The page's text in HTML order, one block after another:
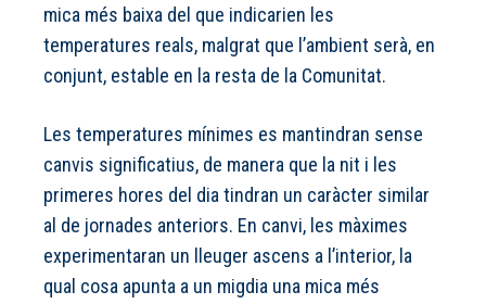
mica més baixa del que indicarien les
temperatures reals, malgrat que l’ambient serà, en
conjunt, estable en la resta de la Comunitat.
Les temperatures mínimes es mantindran sense
canvis significatius, de manera que la nit i les
primeres hores del dia tindran un caràcter similar
al de jornades anteriors. En canvi, les màximes
experimentaran un lleuger ascens a l’interior, la
qual cosa apunta a un migdia una mica més